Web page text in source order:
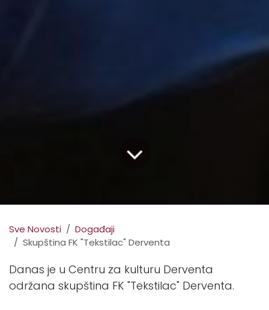
Sve Novosti
Događaji
Skupština FK "Tekstilac" Derventa
Danas je u Centru za kulturu Derventa
održana skupština FK "Tekstilac" Derventa.